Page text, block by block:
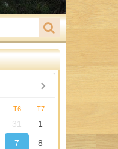
T6 T7
31
1
7
8